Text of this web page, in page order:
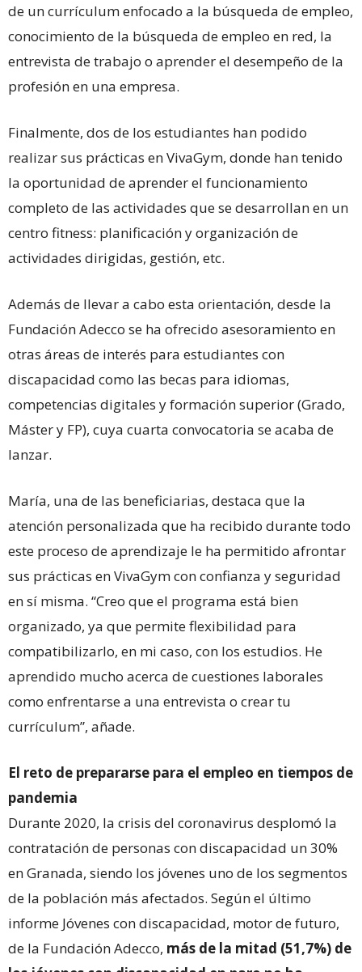
de un currículum enfocado a la búsqueda de empleo,
conocimiento de la búsqueda de empleo en red, la
entrevista de trabajo o aprender el desempeño de la
profesión en una empresa.
Finalmente, dos de los estudiantes han podido
realizar sus prácticas en VivaGym, donde han tenido
la oportunidad de aprender el funcionamiento
completo de las actividades que se desarrollan en un
centro fitness: planificación y organización de
actividades dirigidas, gestión, etc.
Además de llevar a cabo esta orientación, desde la
Fundación Adecco se ha ofrecido asesoramiento en
otras áreas de interés para estudiantes con
discapacidad como las becas para idiomas,
competencias digitales y formación superior (Grado,
Máster y FP), cuya cuarta convocatoria se acaba de
lanzar.
María, una de las beneficiarias, destaca que la
atención personalizada que ha recibido durante todo
este proceso de aprendizaje le ha permitido afrontar
sus prácticas en VivaGym con confianza y seguridad
en sí misma. “Creo que el programa está bien
organizado, ya que permite flexibilidad para
compatibilizarlo, en mi caso, con los estudios. He
aprendido mucho acerca de cuestiones laborales
como enfrentarse a una entrevista o crear tu
currículum”, añade.
El reto de prepararse para el empleo en tiempos de
pandemia
Durante 2020, la crisis del coronavirus desplomó la
contratación de personas con discapacidad un 30%
en Granada, siendo los jóvenes uno de los segmentos
de la población más afectados. Según el último
informe Jóvenes con discapacidad, motor de futuro,
de la Fundación Adecco, más de la mitad (51,7%) de